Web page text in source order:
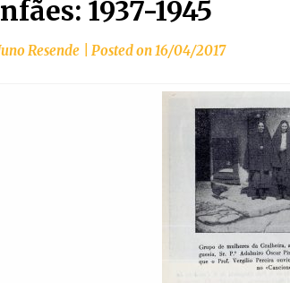
1937-1945
Resende Posted on16/04/2017